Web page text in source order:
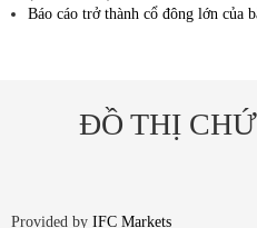
Báo cáo trở thành cổ đông lớn của
ĐỒ THỊ
Provided by IFC Markets